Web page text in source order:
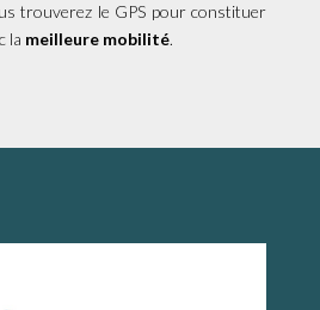
trouverez le GPS pour constituer
la meilleure mobilité.